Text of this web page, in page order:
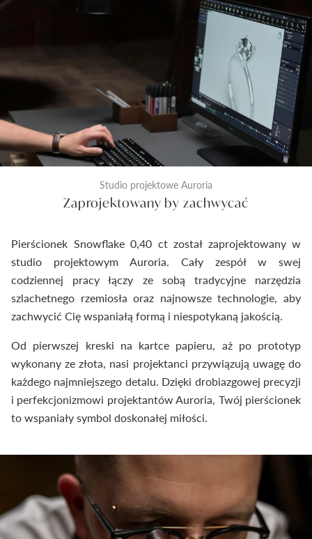
Studio projektowe Auroria
Zaprojektowany by zachwycać
Pierścionek Snowflake 0,40 ct został zaprojektowany w
studio projektowym Auroria. Cały zespół w swej
codziennej pracy łączy ze sobą tradycyjne narzędzia
szlachetnego rzemiosła oraz najnowsze technologie, aby
zachwycić Cię wspaniałą formą i niespotykaną jakością.
Od pierwszej kreski na kartce papieru, aż po prototyp
wykonany ze złota, nasi projektanci przywiązują uwagę do
każdego najmniejszego detalu. Dzięki drobiazgowej precyzji
i perfekcjonizmowi projektantów Auroria, Twój pierścionek
to wspaniały symbol doskonałej miłości.